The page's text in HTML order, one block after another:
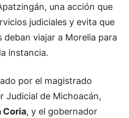
una acción que
judiciales y evita que
deban viajar a Morelia para
instancia.
por el magistrado
Judicial de Michoacán,
Coria, y el gobernador